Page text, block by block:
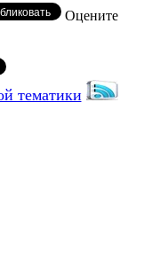
Оцените
тематики